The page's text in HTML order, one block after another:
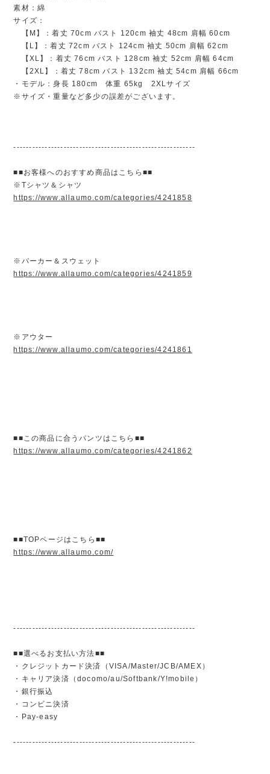
素材：綿
サイズ：
【M】：着丈 70cm バスト 120cm 袖丈 48cm 肩幅 60cm
【L】：着丈 72cm バスト 124cm 袖丈 50cm 肩幅 62cm
【XL】：着丈 76cm バスト 128cm 袖丈 52cm 肩幅 64cm
【2XL】：着丈 78cm バスト 132cm 袖丈 54cm 肩幅 66cm
・モデル：身長 180cm 体重 65kg 2XLサイズ
※サイズ・重量など多少の誤差がございます。
----------------------------------------------------------
■■お客様へのおすすめ商品はこちら■■
※Tシャツ＆シャツ
https://www.allaumo.com/categories/4241858
※パーカー＆スウェット
https://www.allaumo.com/categories/4241859
※アウター
https://www.allaumo.com/categories/4241861
■■この商品に合うパンツはこちら■■
https://www.allaumo.com/categories/4241862
■■TOPページはこちら■■
https://www.allaumo.com/
----------------------------------------------------------
■■選べるお支払い方法■■
・クレジットカード決済（VISA/Master/JCB/AMEX）
・キャリア決済（docomo/au/Softbank/Y!mobile）
・銀行振込
・コンビニ決済
・Pay-easy
----------------------------------------------------------